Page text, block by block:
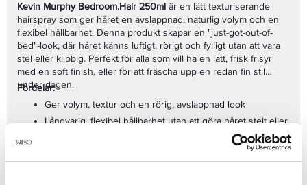
Kevin Murphy Bedroom.Hair 250ml är en lätt texturiserande
hairspray som ger håret en avslappnad, naturlig volym och en
flexibel hållbarhet. Denna produkt skapar en "just-got-out-of-
bed"-look, där håret känns luftigt, rörigt och fylligt utan att vara
stel eller klibbig. Perfekt för alla som vill ha en lätt, frisk frisyr
med en soft finish, eller för att fräscha upp en redan fin stil
under dagen.
Fördelar:
Ger volym, textur och en rörig, avslappnad look
Långvarig, flexibel hållbarhet utan att göra håret stelt eller
miljöpåverkan